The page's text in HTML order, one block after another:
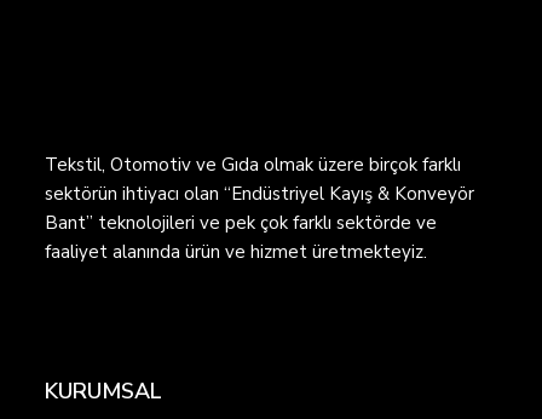
Tekstil, Otomotiv ve Gıda olmak üzere birçok farklı
sektörün ihtiyacı olan “Endüstriyel Kayış & Konveyör
Bant” teknolojileri ve pek çok farklı sektörde ve
faaliyet alanında ürün ve hizmet üretmekteyiz.
KURUMSAL